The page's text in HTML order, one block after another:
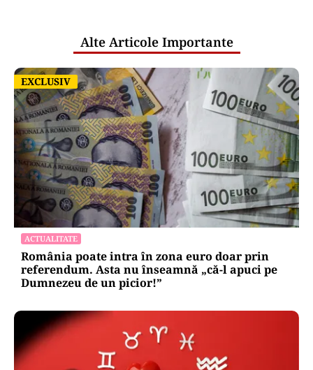
Alte Articole Importante
EXCLUSIV
EXCLUSIV
ACTUALITATE
România poate intra în zona euro doar prin
referendum. Asta nu înseamnă „că-l apuci pe
Dumnezeu de un picior!”